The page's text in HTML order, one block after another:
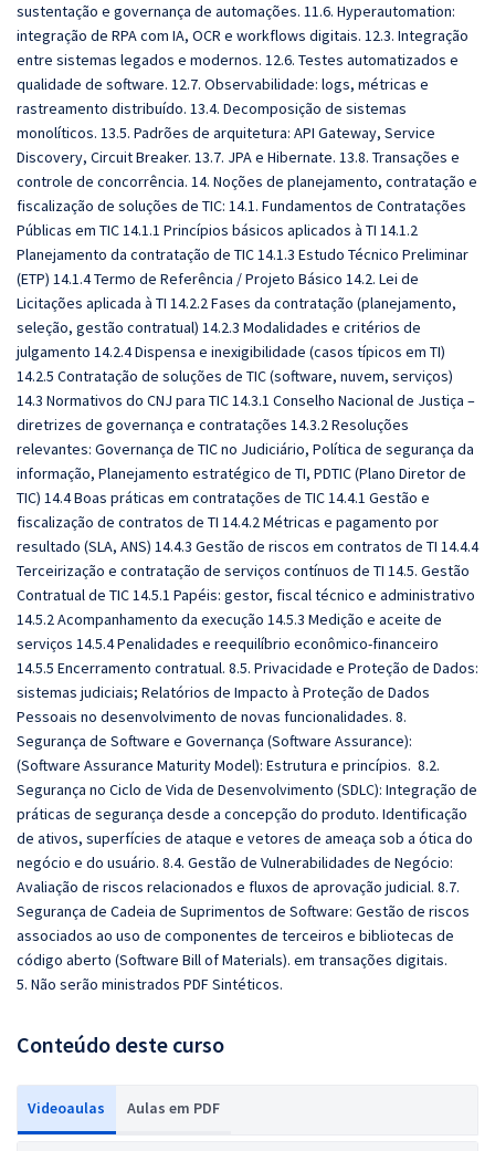
sustentação e governança de automações. 11.6. Hyperautomation:
integração de RPA com IA, OCR e workflows digitais. 12.3. Integração
entre sistemas legados e modernos. 12.6. Testes automatizados e
qualidade de software. 12.7. Observabilidade: logs, métricas e
rastreamento distribuído. 13.4. Decomposição de sistemas
monolíticos. 13.5. Padrões de arquitetura: API Gateway, Service
Discovery, Circuit Breaker. 13.7. JPA e Hibernate. 13.8. Transações e
controle de concorrência. 14. Noções de planejamento, contratação e
fiscalização de soluções de TIC: 14.1. Fundamentos de Contratações
Públicas em TIC 14.1.1 Princípios básicos aplicados à TI 14.1.2
Planejamento da contratação de TIC 14.1.3 Estudo Técnico Preliminar
(ETP) 14.1.4 Termo de Referência / Projeto Básico 14.2. Lei de
Licitações aplicada à TI 14.2.2 Fases da contratação (planejamento,
seleção, gestão contratual) 14.2.3 Modalidades e critérios de
julgamento 14.2.4 Dispensa e inexigibilidade (casos típicos em TI)
14.2.5 Contratação de soluções de TIC (software, nuvem, serviços)
14.3 Normativos do CNJ para TIC 14.3.1 Conselho Nacional de Justiça –
diretrizes de governança e contratações 14.3.2 Resoluções
relevantes: Governança de TIC no Judiciário, Política de segurança da
informação, Planejamento estratégico de TI, PDTIC (Plano Diretor de
TIC) 14.4 Boas práticas em contratações de TIC 14.4.1 Gestão e
fiscalização de contratos de TI 14.4.2 Métricas e pagamento por
resultado (SLA, ANS) 14.4.3 Gestão de riscos em contratos de TI 14.4.4
Terceirização e contratação de serviços contínuos de TI 14.5. Gestão
Contratual de TIC 14.5.1 Papéis: gestor, fiscal técnico e administrativo
14.5.2 Acompanhamento da execução 14.5.3 Medição e aceite de
serviços 14.5.4 Penalidades e reequilíbrio econômico-financeiro
14.5.5 Encerramento contratual. 8.5. Privacidade e Proteção de Dados:
sistemas judiciais; Relatórios de Impacto à Proteção de Dados
Pessoais no desenvolvimento de novas funcionalidades. 8.
Segurança de Software e Governança (Software Assurance):
(Software Assurance Maturity Model): Estrutura e princípios. 8.2.
Segurança no Ciclo de Vida de Desenvolvimento (SDLC): Integração de
práticas de segurança desde a concepção do produto. Identificação
de ativos, superfícies de ataque e vetores de ameaça sob a ótica do
negócio e do usuário. 8.4. Gestão de Vulnerabilidades de Negócio:
Avaliação de riscos relacionados e fluxos de aprovação judicial. 8.7.
Segurança de Cadeia de Suprimentos de Software: Gestão de riscos
associados ao uso de componentes de terceiros e bibliotecas de
código aberto (Software Bill of Materials). em transações digitais.
5. Não serão ministrados PDF Sintéticos.
Conteúdo deste curso
Videoaulas Aulas em PDF